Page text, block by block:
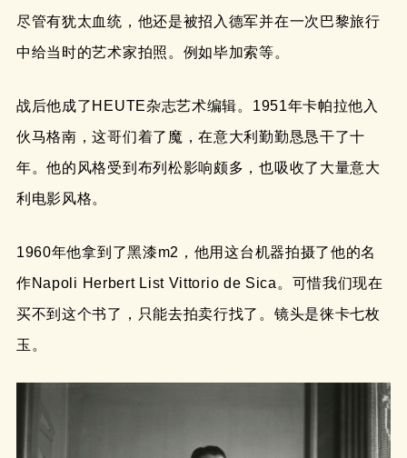
尽管有犹太血统，他还是被招入德军并在一次巴黎旅行
中给当时的艺术家拍照。例如毕加索等。
战后他成了HEUTE杂志艺术编辑。1951年卡帕拉他入
伙马格南，这哥们着了魔，在意大利勤勤恳恳干了十
年。他的风格受到布列松影响颇多，也吸收了大量意大
利电影风格。
1960年他拿到了黑漆m2，他用这台机器拍摄了他的名
作Napoli Herbert List Vittorio de Sica。可惜我们现在
买不到这个书了，只能去拍卖行找了。镜头是徕卡七枚
玉。